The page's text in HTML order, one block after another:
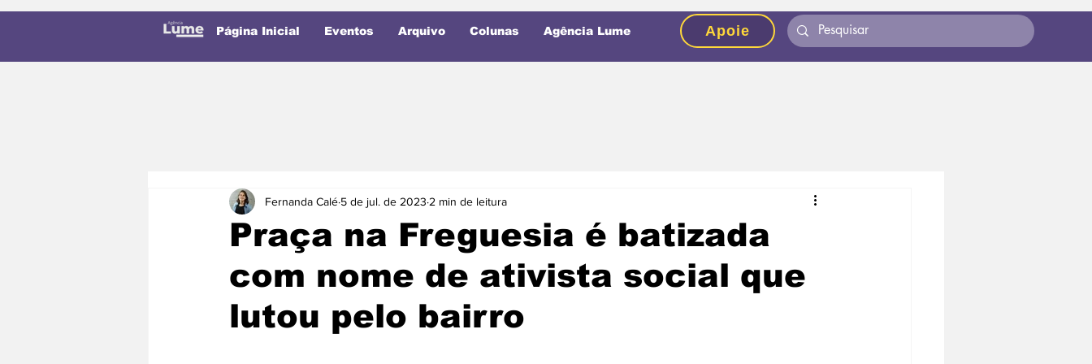
Página Inicial Eventos Arquivo Colunas Agência Lume Apoie
Praça na Freguesia é batizada
com nome de ativista social que
lutou pelo bairro
Fernanda Calé 5 de jul. de 2023 2 min de leitura